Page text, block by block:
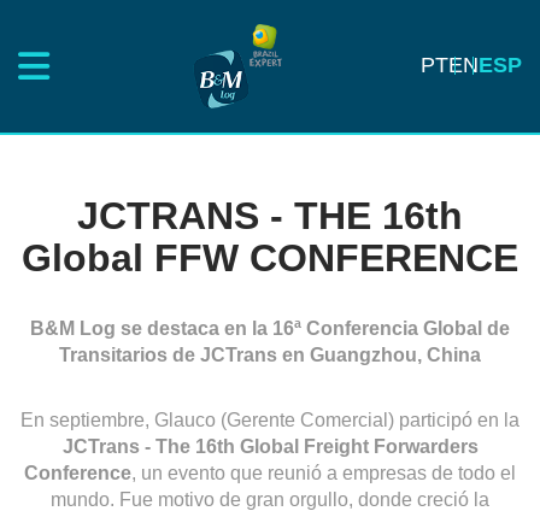
PTENESP
JCTRANS - THE 16th
Global FFW CONFERENCE
B&M Log se destaca en la 16ª Conferencia Global de
Transitarios de JCTrans en Guangzhou, China
En septiembre, Glauco (Gerente Comercial) participó en la
JCTrans - The 16th Global Freight Forwarders
Conference, un evento que reunió a empresas de todo el
mundo. Fue motivo de gran orgullo, donde creció la